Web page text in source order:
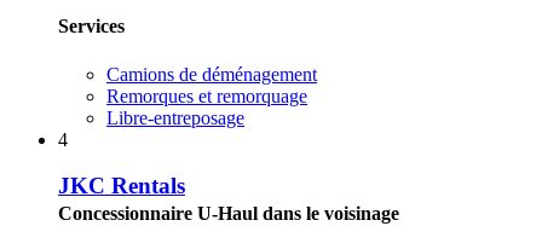
Services
Camions de déménagement
Remorques et remorquage
Libre-entreposage
4
JKC Rentals
Concessionnaire U-Haul dans le voisinage